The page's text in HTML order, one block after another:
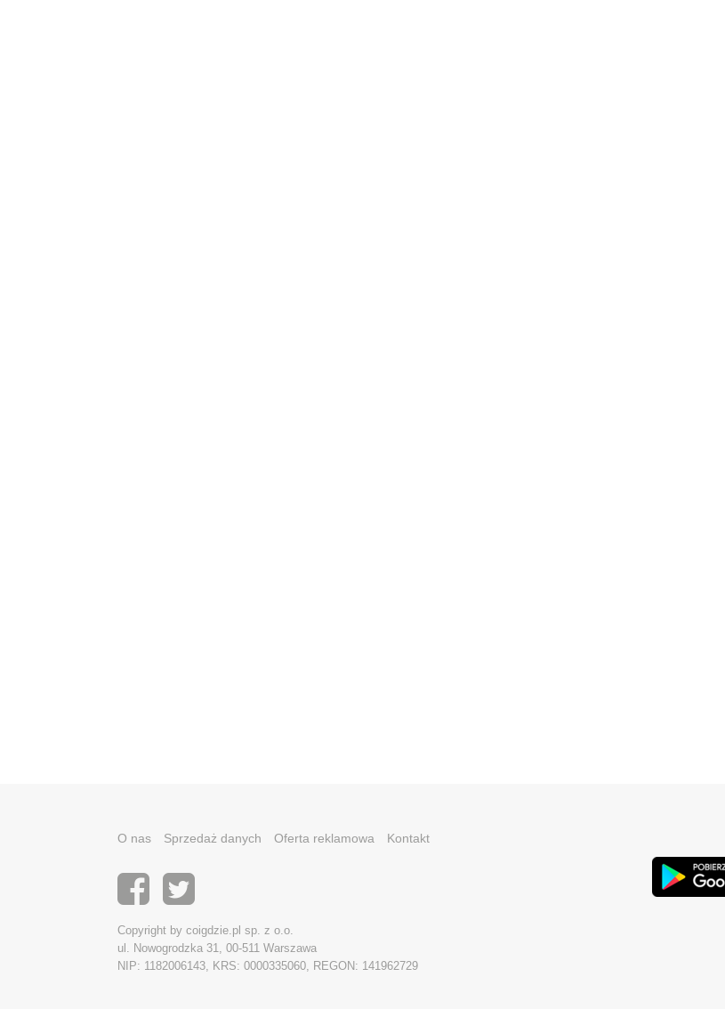
O nas Sprzedaż danych Oferta reklamowa Kontakt
Copyright by coigdzie.pl sp. z o.o.
ul. Nowogrodzka 31, 00-511 Warszawa
NIP: 1182006143, KRS: 0000335060, REGON: 141962729